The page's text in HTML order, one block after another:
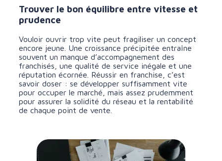
Trouver le bon équilibre entre vitesse et
prudence
Vouloir ouvrir trop vite peut fragiliser un concept
encore jeune. Une croissance précipitée entraîne
souvent un manque d’accompagnement des
franchisés, une qualité de service inégale et une
réputation écornée. Réussir en franchise, c’est
savoir doser : se développer suffisamment vite
pour occuper le marché, mais assez prudemment
pour assurer la solidité du réseau et la rentabilité
de chaque point de vente.